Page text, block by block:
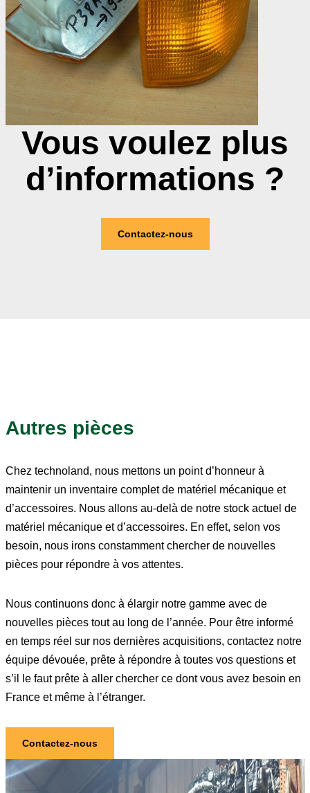
Vous voulez plus
d’informations ?
Contactez-nous
Autres pièces
Chez technoland, nous mettons un point d’honneur à
maintenir un inventaire complet de matériel mécanique et
d’accessoires. Nous allons au-delà de notre stock actuel de
matériel mécanique et d’accessoires. En effet, selon vos
besoin, nous irons constamment chercher de nouvelles
pièces pour répondre à vos attentes.
Nous continuons donc à élargir notre gamme avec de
nouvelles pièces tout au long de l’année. Pour être informé
en temps réel sur nos dernières acquisitions, contactez notre
équipe dévouée, prête à répondre à toutes vos questions et
s’il le faut prête à aller chercher ce dont vous avez besoin en
France et même à l’étranger.
Contactez-nous